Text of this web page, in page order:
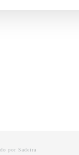
por Sadeira